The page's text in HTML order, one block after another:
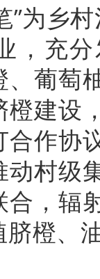
”为乡
，充
、葡萄
橙建设
作协
村级
，辐
橙、